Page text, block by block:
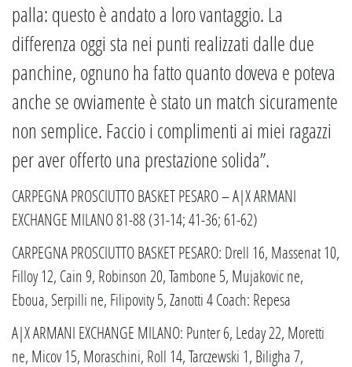
palla: questo è andato a loro vantaggio. La
differenza oggi sta nei punti realizzati dalle due
panchine, ognuno ha fatto quanto doveva e poteva
anche se ovviamente è stato un match sicuramente
non semplice. Faccio i complimenti ai miei ragazzi
per aver offerto una prestazione solida”.
CARPEGNA PROSCIUTTO BASKET PESARO – A|X ARMANI
EXCHANGE MILANO 81-88 (31-14; 41-36; 61-62)
CARPEGNA PROSCIUTTO BASKET PESARO: Drell 16, Massenat 10,
Filloy 12, Cain 9, Robinson 20, Tambone 5, Mujakovic ne,
Eboua, Serpilli ne, Filipovity 5, Zanotti 4 Coach: Repesa
A|X ARMANI EXCHANGE MILANO: Punter 6, Leday 22, Moretti
ne, Micov 15, Moraschini, Roll 14, Tarczewski 1, Biligha 7,